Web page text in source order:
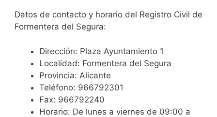
Datos de contacto y horario del Registro Civil de
Formentera del Segura:
Dirección: Plaza Ayuntamiento 1
Localidad: Formentera del Segura
Provincia: Alicante
Teléfono: 966792301
Fax: 966792240
Horario: De lunes a viernes de 09:00 a